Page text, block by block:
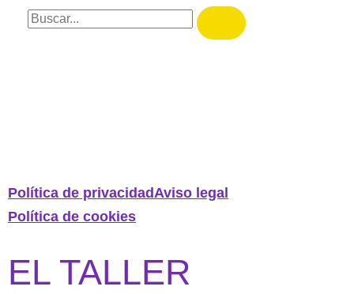
Política de privacidadAviso legal
Política de cookies
EL TALLER